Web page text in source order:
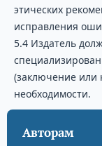
этических
исправления
5.4 Издатель
(заключение или
необходимости.
Авторам